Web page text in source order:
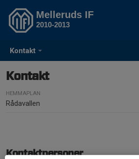
Kontakt
Melleruds IF
2010-2013
Kontakt
HEMMAPLAN
Rådavallen
Kontaktpersoner